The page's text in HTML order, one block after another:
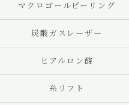
マクロゴールピーリング
炭酸ガスレーザー
ヒアルロン酸
糸リフト